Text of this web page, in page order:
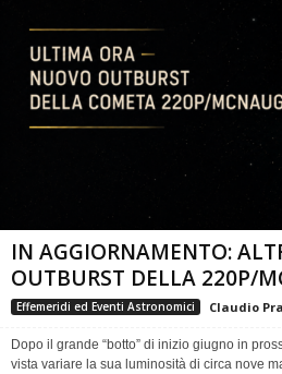
IN AGGIORNAMENTO:
OUTBURST DELLA 220P/
Effemeridi ed Eventi Astronomici Claudio Pra
Dopo il grande “botto” di inizio giugno in
vista variare la sua luminosità di circa nove